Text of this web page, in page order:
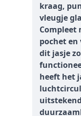
kraag,
vleugje
Compleet
pochet
dit jasje
heeft het